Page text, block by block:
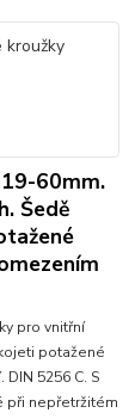
60mm.
Šedě
pro vnitřní
potažené
5256 C. S
při nepřetržitém